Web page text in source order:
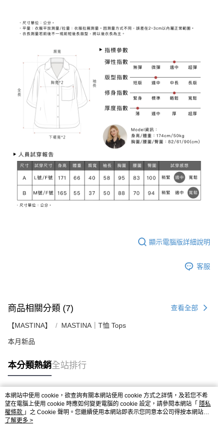
顯示電腦版詳細說明
客服
商品相關分類 (7) 查看全部
【MASTINA】 MASTINA｜T恤 Tops
本月新品
本分類熱銷全站排行
熱門標籤
本網站中使用 cookie，欲查詢有關本網站使用 cookie 方式之詳情，及若您不希
望在電腦上使用 cookie 時應如何變更電腦的 cookie 設定，請參閱本網站「 隱私
權條款 」之 Cookie 聲明。您繼續使用本網站即表示您同意本公司得按本網站使
用條款之 Cookie 聲明使用 cookie。
了解更多 >